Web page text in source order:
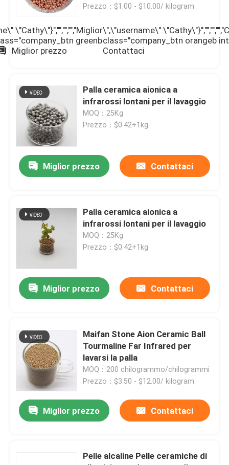
Casa.
Visita alla fabbrica
Controllo della qualità
Contattaci
Zeolite a setaccio molecolare
Prezzo：$1.00 - $10.00/ kilogram
greenb
Miglior prezzo
class="company_btn orangeb
Contattaci
Palla ceramica aionica a
infrarossi lontani per il lavaggio
MOQ：25Kg
Prezzo：$0.42+1kg
Miglior prezzo Contattaci
Palla ceramica aionica a
infrarossi lontani per il lavaggio
MOQ：25Kg
Prezzo：$0.42+1kg
Miglior prezzo Contattaci
Maifan Stone Aion Ceramic Ball
Tourmaline Far Infrared per
lavarsi la palla
MOQ：200 chilogrammo/chilogrammi
Prezzo：$3.50 - $12.00/ kilogram
Miglior prezzo Contattaci
Pelle alcaline Pelle ceramiche di